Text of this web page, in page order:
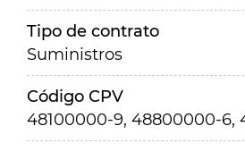
Tipo de contrato
Suministros
Código CPV
48100000-9, 48800000-6,